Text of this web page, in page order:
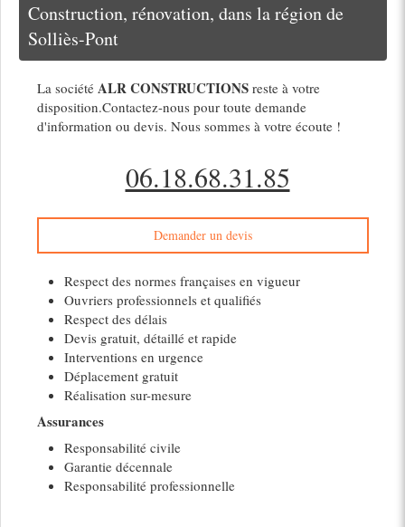
Construction, rénovation, dans la région de
Solliès-Pont
La société ALR CONSTRUCTIONS reste à votre
disposition.Contactez-nous pour toute demande
d'information ou devis. Nous sommes à votre écoute !
06.18.68.31.85
Demander un devis
Respect des normes françaises en vigueur
Ouvriers professionnels et qualifiés
Respect des délais
Devis gratuit, détaillé et rapide
Interventions en urgence
Déplacement gratuit
Réalisation sur-mesure
Assurances
Responsabilité civile
Garantie décennale
Responsabilité professionnelle